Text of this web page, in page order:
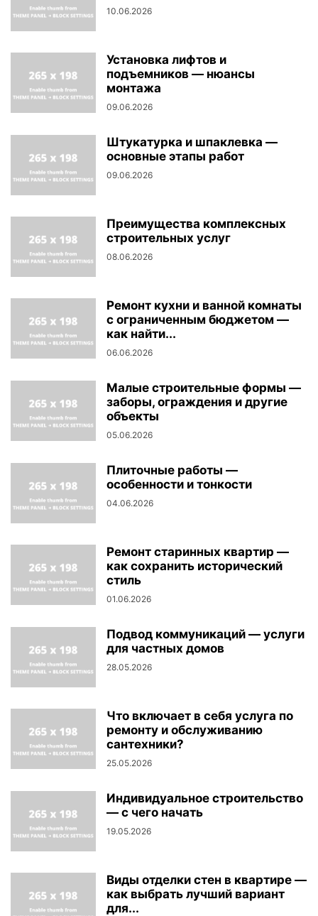
10.06.2026
Установка лифтов и
подъемников — нюансы
монтажа
09.06.2026
Штукатурка и шпаклевка —
основные этапы работ
09.06.2026
Преимущества комплексных
строительных услуг
08.06.2026
Ремонт кухни и ванной комнаты
с ограниченным бюджетом —
как найти...
06.06.2026
Малые строительные формы —
заборы, ограждения и другие
объекты
05.06.2026
Плиточные работы —
особенности и тонкости
04.06.2026
Ремонт старинных квартир —
как сохранить исторический
стиль
01.06.2026
Подвод коммуникаций — услуги
для частных домов
28.05.2026
Что включает в себя услуга по
ремонту и обслуживанию
сантехники?
25.05.2026
Индивидуальное строительство
— с чего начать
19.05.2026
Виды отделки стен в квартире —
как выбрать лучший вариант
для...